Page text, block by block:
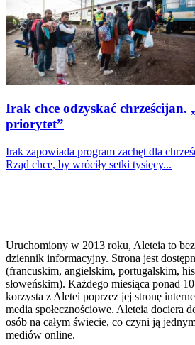
Irak chce odzyskać chrześcijan.
priorytet”
Irak zapowiada program zachęt dla
Rząd chce, by wróciły setki tysięcy...
Uruchomiony w 2013 roku, Aleteia to
dziennik informacyjny. Strona jest
(francuskim, angielskim, portugalskim,
słoweńskim). Każdego miesiąca ponad
korzysta z Aletei poprzez jej stronę
media społecznościowe. Aleteia dociera
osób na całym świecie, co czyni ją
mediów online.